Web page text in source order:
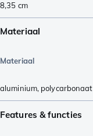
8,35 cm
Materiaal
Materiaal
aluminium, polycarbonaat
Features & functies